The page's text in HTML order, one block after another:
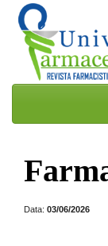
Data: 03/06/2026